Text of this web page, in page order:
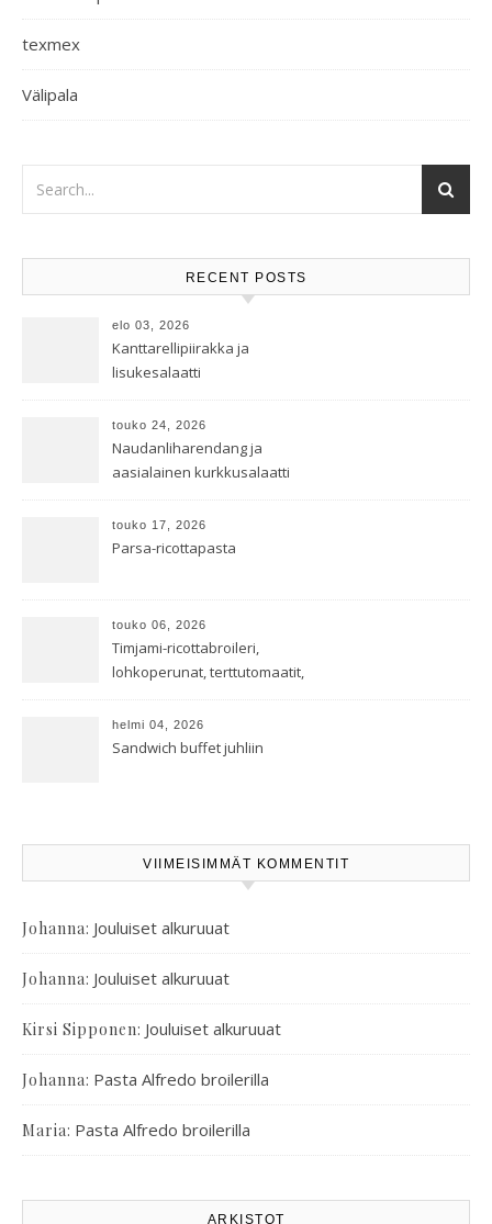
texmex
Välipala
RECENT POSTS
elo 03, 2026
Kanttarellipiirakka ja
lisukesalaatti
touko 24, 2026
Naudanliharendang ja
aasialainen kurkkusalaatti
touko 17, 2026
Parsa-ricottapasta
touko 06, 2026
Timjami-ricottabroileri,
lohkoperunat, terttutomaatit,
salaatti
helmi 04, 2026
Sandwich buffet juhliin
VIIMEISIMMÄT KOMMENTIT
Johanna: Jouluiset alkuruuat
Johanna: Jouluiset alkuruuat
Kirsi Sipponen: Jouluiset alkuruuat
Johanna: Pasta Alfredo broilerilla
Maria: Pasta Alfredo broilerilla
ARKISTOT